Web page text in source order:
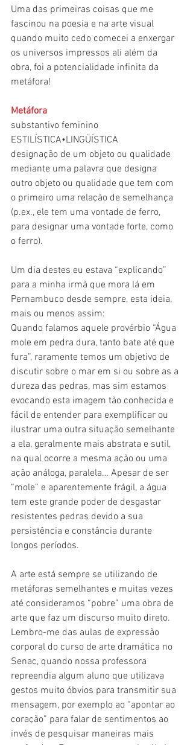
Uma das primeiras coisas que me
fascinou na poesia e na arte visual
quando muito cedo comecei a enxergar
os universos impressos ali além da
obra, foi a potencialidade infinita da
metáfora!
Metáfora
substantivo feminino
ESTILÍSTICA•LINGÜÍSTICA
designação de um objeto ou qualidade
mediante uma palavra que designa
outro objeto ou qualidade que tem com
o primeiro uma relação de semelhança
(p.ex., ele tem uma vontade de ferro,
para designar uma vontade forte, como
o ferro).
Um dia destes eu estava “explicando”
para a minha irmã que mora lá em
Pernambuco desde sempre, esta ideia,
mais ou menos assim:
Quando falamos aquele provérbio “Água
mole em pedra dura, tanto bate até que
fura”, raramente temos um objetivo de
discutir sobre o mar em si ou sobre as a
dureza das pedras, mas sim estamos
evocando esta imagem tão conhecida e
fácil de entender para exemplificar ou
ilustrar uma outra situação semelhante
a ela, geralmente mais abstrata e sutil,
na qual ocorre a mesma ação ou uma
ação análoga, paralela… Apesar de ser
“mole” e aparentemente frágil, a água
tem este grande poder de desgastar
resistentes pedras devido a sua
persistência e constância durante
longos períodos.
A arte está sempre se utilizando de
metáforas semelhantes e muitas vezes
até consideramos “pobre” uma obra de
arte que faz um discurso muito direto.
Lembro-me das aulas de expressão
corporal do curso de arte dramática no
Senac, quando nossa professora
repreendia algum aluno que utilizava
gestos muito óbvios para transmitir sua
mensagem, por exemplo ao “apontar ao
coração” para falar de sentimentos ao
invés de pesquisar maneiras mais